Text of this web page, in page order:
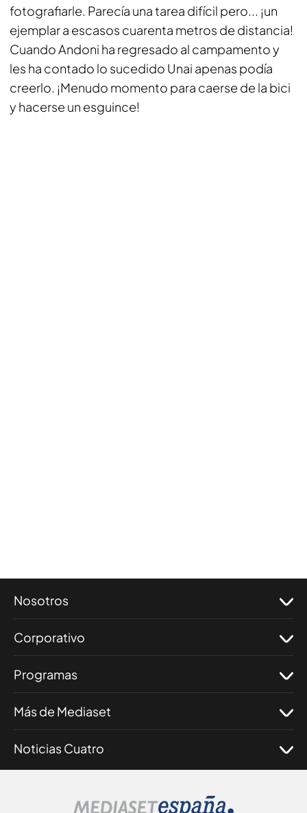
fotografiarle. Parecía una tarea difícil pero... ¡un
ejemplar a escasos cuarenta metros de distancia!
Cuando Andoni ha regresado al campamento y
les ha contado lo sucedido Unai apenas podía
creerlo. ¡Menudo momento para caerse de la bici
y hacerse un esguince!
Nosotros
Corporativo
Programas
Más de Mediaset
Noticias Cuatro